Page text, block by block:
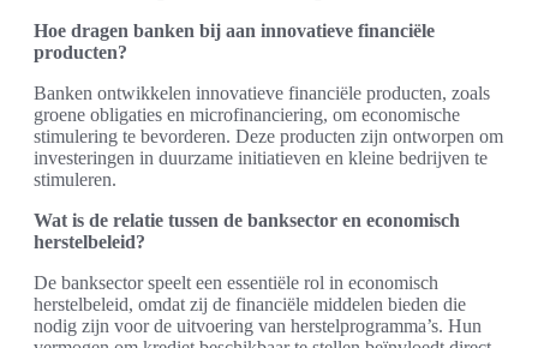
Hoe dragen banken bij aan innovatieve financiële
producten?
Banken ontwikkelen innovatieve financiële producten, zoals
groene obligaties en microfinanciering, om economische
stimulering te bevorderen. Deze producten zijn ontworpen om
investeringen in duurzame initiatieven en kleine bedrijven te
stimuleren.
Wat is de relatie tussen de banksector en economisch
herstelbeleid?
De banksector speelt een essentiële rol in economisch
herstelbeleid, omdat zij de financiële middelen bieden die
nodig zijn voor de uitvoering van herstelprogramma’s. Hun